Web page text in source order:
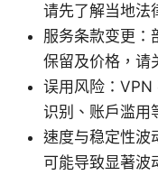
请先了解当地法
服务条款变更：
保留及价格，请
误用风险：VPN
识别、账户滥用
速度与稳定性波
可能导致显著波